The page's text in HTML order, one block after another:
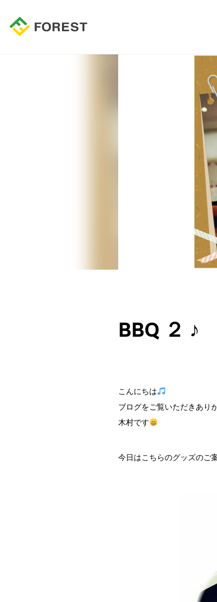
BBQ ２ ♪
こんにちは
ブログをご覧いただきあり
木村です
今日はこちらのグッズのご